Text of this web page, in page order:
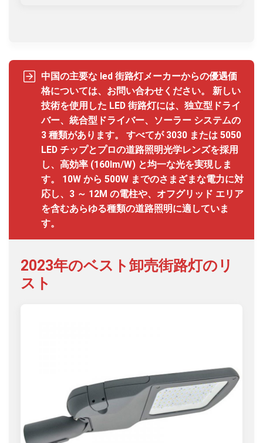
中国の主要な led 街路灯メーカーからの優遇価
格については、お問い合わせください。 新しい
技術を使用した LED 街路灯には、独立型ドライ
バー、統合型ドライバー、ソーラー システムの
3 種類があります。 すべてが 3030 または 5050
LED チップとプロの道路照明光学レンズを採用
し、高効率 (160lm/W) と均一な光を実現しま
す。 10W から 500W までのさまざまな電力に対
応し、3 ～ 12M の電柱や、オフグリッド エリア
を含むあらゆる種類の道路照明に適していま
す。
2023年のベスト卸売街路灯のリ
スト